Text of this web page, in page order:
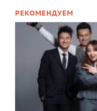
РЕКОМЕНДУЕМ